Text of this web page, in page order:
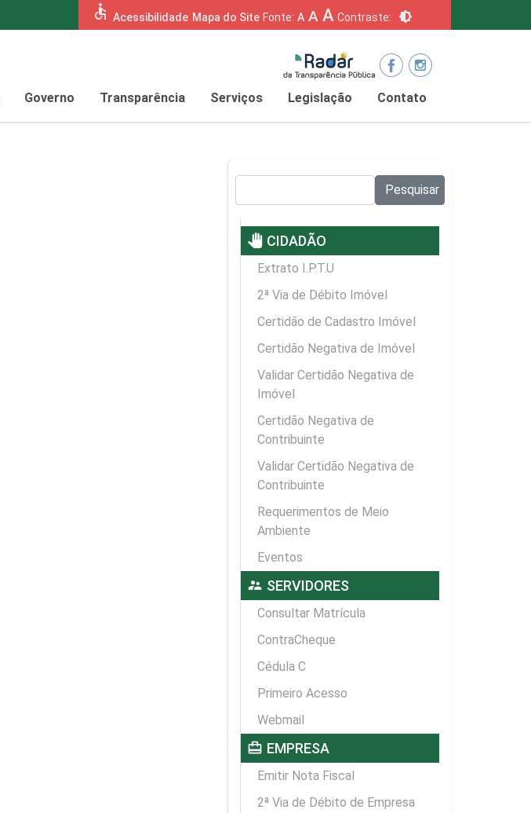
accessible Acessibilidade Mapa do Site Fonte: A A A Contraste: brightness_6
Governo Transparência Serviços Legislação Contato
Pesquisar
pan_tool CIDADÃO
Extrato I.P.T.U
2ª Via de Débito Imóvel
Certidão de Cadastro Imóvel
Certidão Negativa de Imóvel
Validar Certidão Negativa de
Imóvel
Certidão Negativa de
Contribuinte
Validar Certidão Negativa de
Contribuinte
Requerimentos de Meio
Ambiente
Eventos
supervisor_account SERVIDORES
Consultar Matrícula
ContraCheque
Cédula C
Primeiro Acesso
Webmail
card_travel EMPRESA
Emitir Nota Fiscal
2ª Via de Débito de Empresa